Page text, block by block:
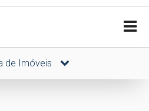
de Imóveis